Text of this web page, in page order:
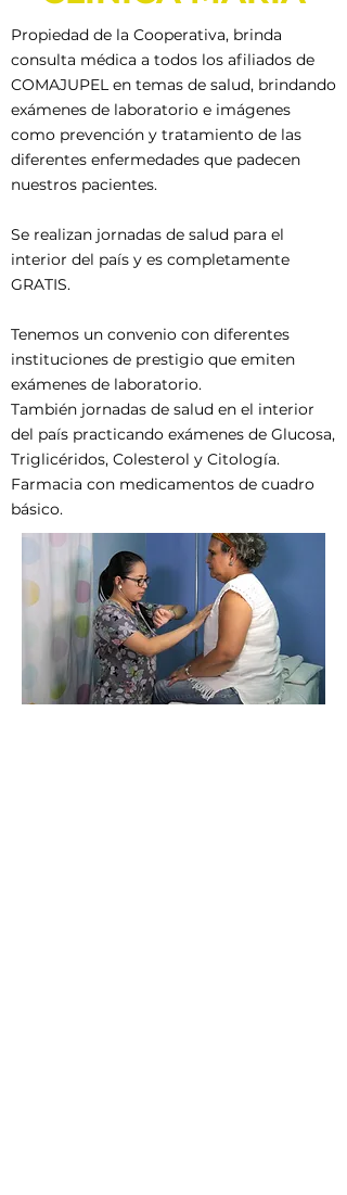
Propiedad de la Cooperativa, brinda
consulta médica a todos los afiliados de
COMAJUPEL en temas de salud, brindando
exámenes de laboratorio e imágenes
como prevención y tratamiento de las
diferentes enfermedades que padecen
nuestros pacientes.
Se realizan jornadas de salud para el
interior del país y es completamente
GRATIS.
Tenemos un convenio con diferentes
instituciones de prestigio que emiten
exámenes de laboratorio.
También jornadas de salud en el interior
del país practicando exámenes de Glucosa,
Triglicéridos, Colesterol y Citología.
Farmacia con medicamentos de cuadro
básico.